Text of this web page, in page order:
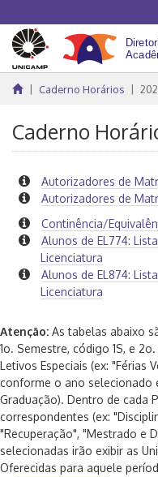
Caderno Horários
Caderno
Autorizadores de
Autorizadores de
Continência/
Alunos de EL774:
Licenciatura
Alunos de EL874:
Licenciatura
Atenção: As tabelas abaixo
1o. Semestre, código 1S, e
Letivos Especiais (ex: "Férias
conforme o ano selecionado
Graduação). Dentro de cada
correspondentes (ex:
"Recuperação", "Mestrado e
selecionadas irão exibir as
Oferecidas para aquele